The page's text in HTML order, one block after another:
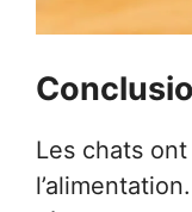
Les chats